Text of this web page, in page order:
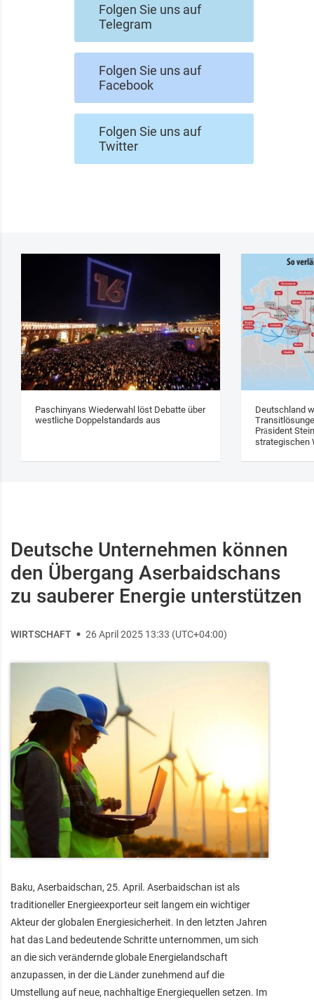
Folgen Sie uns auf
Telegram
Folgen Sie uns auf
Facebook
Folgen Sie uns auf
Twitter
Paschinyans Wiederwahl löst Debatte über
westliche Doppelstandards aus
Deutschland
Präsident
strategischen
Deutsche Unternehmen können
den Übergang Aserbaidschans
zu sauberer Energie unterstützen
WIRTSCHAFT 26 April 2025 13:33 (UTC+04:00)
Baku, Aserbaidschan, 25. April. Aserbaidschan ist als
traditioneller Energieexporteur seit langem ein wichtiger
Akteur der globalen Energiesicherheit. In den letzten Jahren
hat das Land bedeutende Schritte unternommen, um sich
an die sich verändernde globale Energielandschaft
anzupassen, in der die Länder zunehmend auf die
Umstellung auf neue, nachhaltige Energiequellen setzen. Im